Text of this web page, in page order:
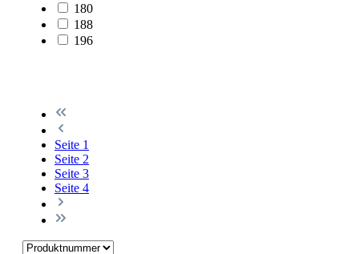
180
188
196
Seite 1
Seite 2
Seite 3
Seite 4